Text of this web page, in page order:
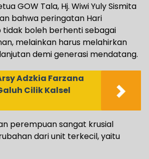
GOW Tala, Hj. Wiwi Yuly Sismita
bahwa peringatan Hari
tidak boleh berhenti sebagai
melainkan harus melahirkan
demi generasi mendatang.
Adzkia Farzana
Cilik Kalsel
perempuan sangat krusial
dari unit terkecil, yaitu